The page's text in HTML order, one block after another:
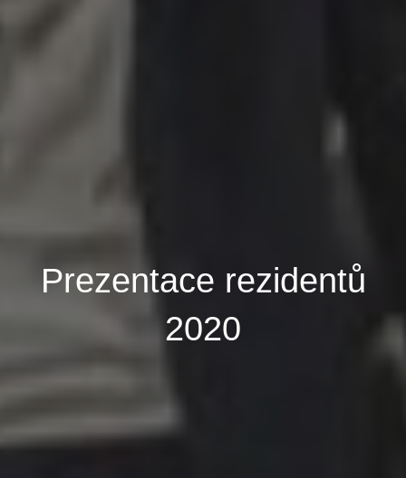
Prezentace rezidentů
2020